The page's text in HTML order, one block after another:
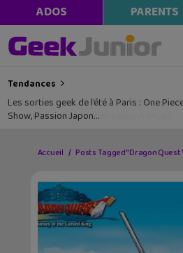
ADOS PARENTS
Tendances
Les sorties geek de l’été à Paris : One
Show, Passion Japon…
Accueil Posts Tagged "Dragon Quest